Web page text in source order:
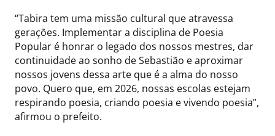
“Tabira tem uma missão cultural que atravessa
gerações. Implementar a disciplina de Poesia
Popular é honrar o legado dos nossos mestres, dar
continuidade ao sonho de Sebastião e aproximar
nossos jovens dessa arte que é a alma do nosso
povo. Quero que, em 2026, nossas escolas estejam
respirando poesia, criando poesia e vivendo poesia”,
afirmou o prefeito.